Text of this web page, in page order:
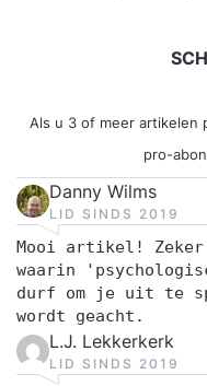
Als u 3 of meer artikelen
pro-
Danny Wilms
LID SINDS 2019
Mooi artikel!
waarin
durf om je uit te
wordt geacht.
L.J. Lekkerkerk
LID SINDS 2019